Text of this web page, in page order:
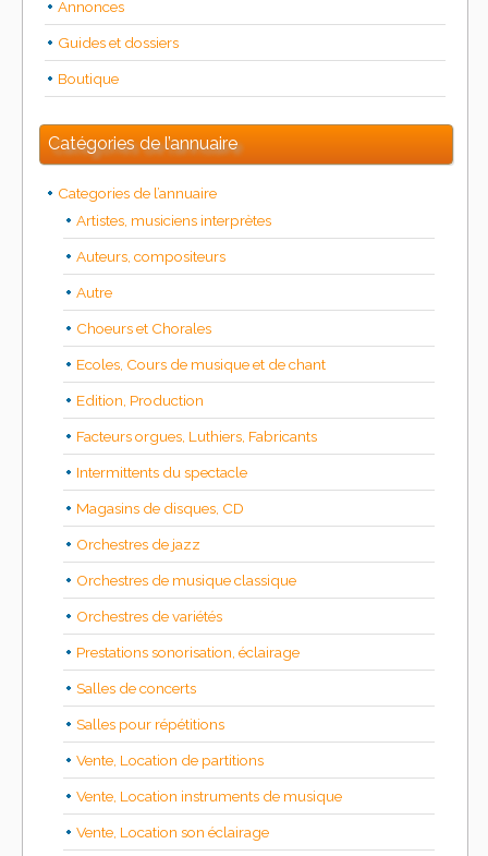
Annonces
Guides et dossiers
Boutique
Catégories de l’annuaire
Categories de l’annuaire
Artistes, musiciens interprètes
Auteurs, compositeurs
Autre
Choeurs et Chorales
Ecoles, Cours de musique et de chant
Edition, Production
Facteurs orgues, Luthiers, Fabricants
Intermittents du spectacle
Magasins de disques, CD
Orchestres de jazz
Orchestres de musique classique
Orchestres de variétés
Prestations sonorisation, éclairage
Salles de concerts
Salles pour répétitions
Vente, Location de partitions
Vente, Location instruments de musique
Vente, Location son éclairage